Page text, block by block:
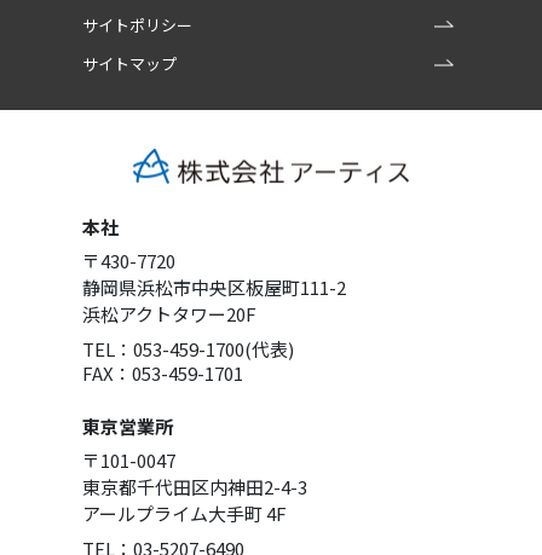
サイトポリシー
サイトマップ
本社
〒430-7720
静岡県浜松市中央区板屋町111-2
浜松アクトタワー20F
TEL：053-459-1700(代表)
FAX：053-459-1701
東京営業所
〒101-0047
東京都千代田区内神田2-4-3
アールプライム大手町 4F
TEL：03-5207-6490